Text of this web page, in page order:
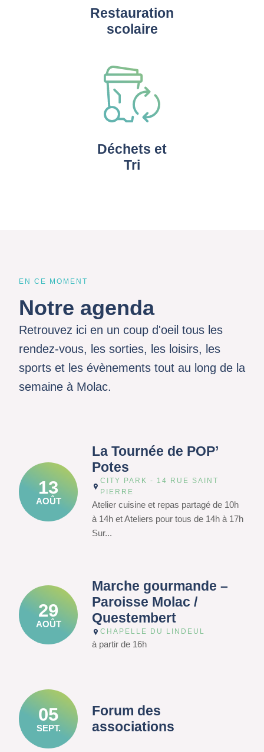
Restauration
scolaire
Déchets et
Tri
EN CE MOMENT
Notre agenda
Retrouvez ici en un coup d'oeil tous les
rendez-vous, les sorties, les loisirs, les
sports et les évènements tout au long de la
semaine à Molac.
13
AOÛT
La Tournée de POP’
Potes
CITY PARK - 14 RUE SAINT
PIERRE
Atelier cuisine et repas partagé de 10h
à 14h et Ateliers pour tous de 14h à 17h
Sur...
29
AOÛT
Marche gourmande –
Paroisse Molac /
Questembert
CHAPELLE DU LINDEUL
à partir de 16h
05
SEPT.
Forum des
associations